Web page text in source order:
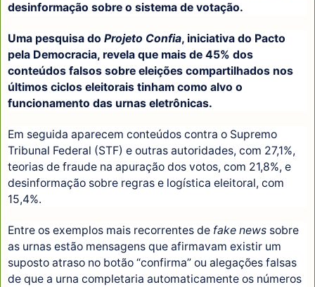
desinformação sobre o sistema de votação.
Uma pesquisa do Projeto Confia, iniciativa do Pacto
pela Democracia, revela que mais de 45% dos
conteúdos falsos sobre eleições compartilhados nos
últimos ciclos eleitorais tinham como alvo o
funcionamento das urnas eletrônicas.
Em seguida aparecem conteúdos contra o Supremo
Tribunal Federal (STF) e outras autoridades, com 27,1%,
teorias de fraude na apuração dos votos, com 21,8%, e
desinformação sobre regras e logística eleitoral, com
15,4%.
Entre os exemplos mais recorrentes de fake news sobre
as urnas estão mensagens que afirmavam existir um
suposto atraso no botão “confirma” ou alegações falsas
de que a urna completaria automaticamente os números